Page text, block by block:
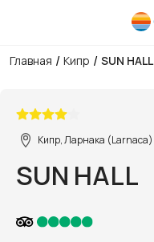
Главная / Кипр / SUN HALL
Кипр, Ларнака (Larnaca)
SUN HALL